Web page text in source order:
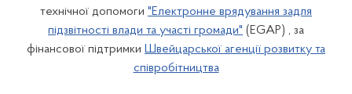
технічної допомоги "Електронне врядування задля
підзвітності влади та участі громади" (EGAP) , за
фінансової підтримки Швейцарської агенції розвитку та
співробітництва